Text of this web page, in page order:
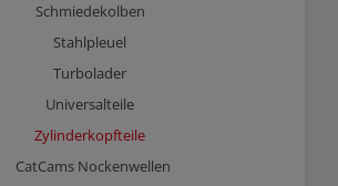
Schmiedekolben
Stahlpleuel
Turbolader
Universalteile
Zylinderkopfteile
CatCams Nockenwellen